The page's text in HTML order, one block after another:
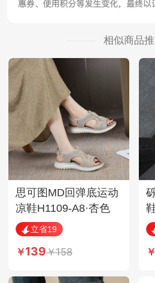
相似商品
思可图MD回弹底运动
凉鞋H1109-A8·杏色
立省19
139 158